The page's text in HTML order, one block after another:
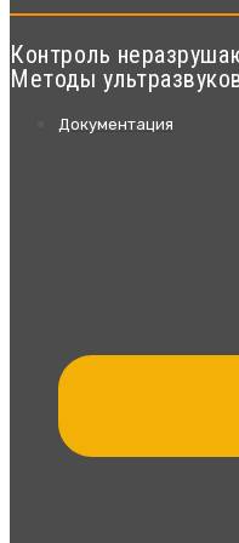
Контроль
Методы
Документация